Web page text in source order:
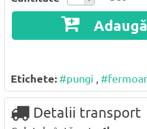
Adaugă
Etichete: #pungi #fermoar
Detalii transport